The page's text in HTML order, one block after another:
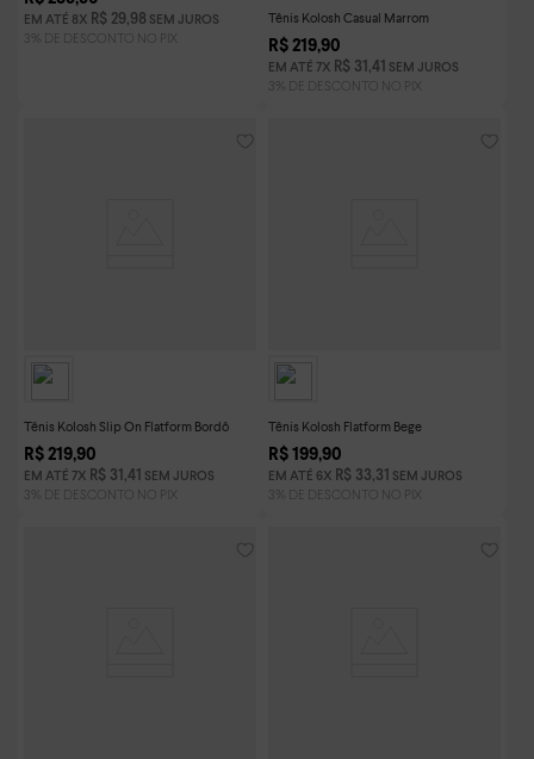
EM ATÉ 8 X R$ 29,98 SEM JUROS
Tênis Kolosh Casual Marrom
R$ 219,90
EM ATÉ 7X R$ 31 ,41 SEM JUROS
Tênis Kolosh Slip On Flatform Bordô
R$ 219,90
EM ATÉ 7X R$ 31 ,41 SEM JUROS
Tênis Kolosh Flatform Bege
R$ 199,90
EM ATÉ 6X R$ 33,31 SEM JUROS